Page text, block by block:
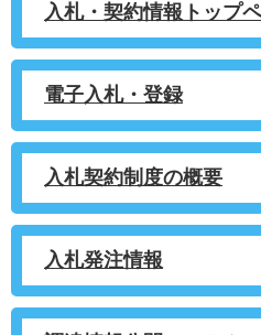
入札・契約情報トップ
電子入札・登録
入札契約制度の概要
入札発注情報